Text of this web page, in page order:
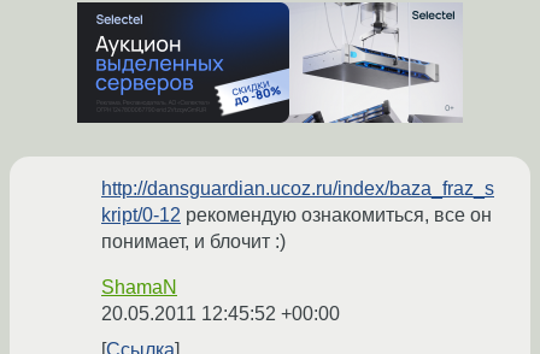
http://dansguardian.ucoz.ru/index/baza_fraz_s
kript/0-12 рекомендую ознакомиться, все он
понимает, и блочит :)
ShamaN
20.05.2011 12:45:52 +00:00